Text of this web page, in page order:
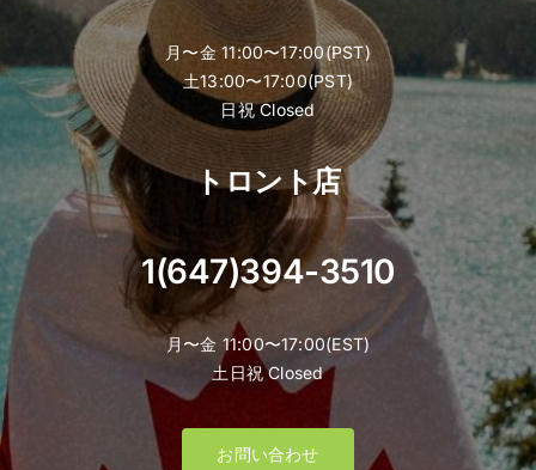
月〜金 11:00〜17:00(PST)
土13:00〜17:00(PST)
日祝 Closed
トロント店
1(647)394-3510
月〜金 11:00〜17:00(EST)
土日祝 Closed
お問い合わせ